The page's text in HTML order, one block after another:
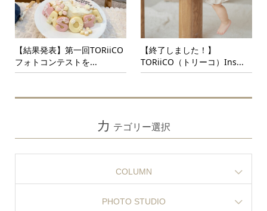
【結果発表】第一回TORiiCO
フォトコンテストを...
【終了しました！】
TORiiCO（トリーコ）Ins...
カ テゴリー選択
COLUMN
PHOTO STUDIO